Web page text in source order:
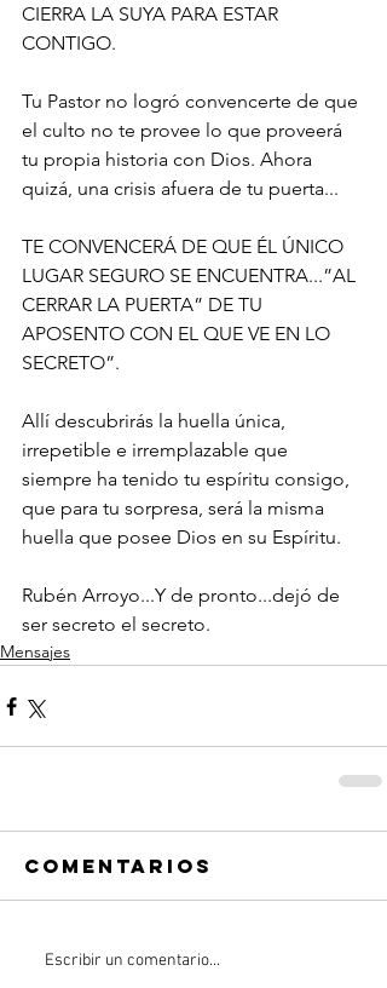
CIERRA LA SUYA PARA ESTAR
CONTIGO.
Tu Pastor no logró convencerte de que
el culto no te provee lo que proveerá
tu propia historia con Dios. Ahora
quizá, una crisis afuera de tu puerta...
TE CONVENCERÁ DE QUE ÉL ÚNICO
LUGAR SEGURO SE ENCUENTRA...”AL
CERRAR LA PUERTA” DE TU
APOSENTO CON EL QUE VE EN LO
SECRETO”.
Allí descubrirás la huella única,
irrepetible e irremplazable que
siempre ha tenido tu espíritu consigo,
que para tu sorpresa, será la misma
huella que posee Dios en su Espíritu.
Rubén Arroyo...Y de pronto...dejó de
ser secreto el secreto.
Mensajes
Comentarios
Escribir un comentario...